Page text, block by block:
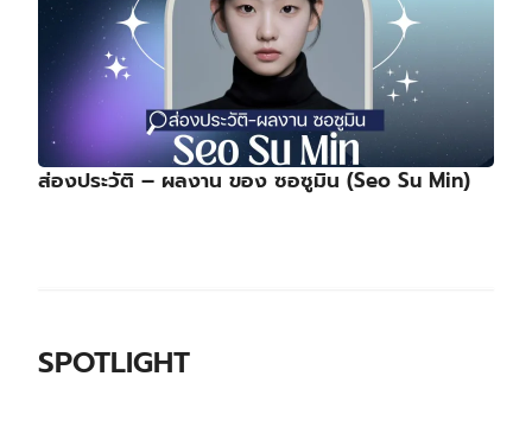
ส่องประวัติ – ผลงาน ของ ซอซูมิน (Seo Su Min)
SPOTLIGHT